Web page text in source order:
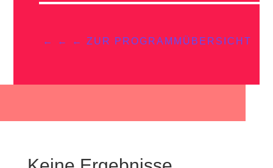
← ← ← ZUR PROGRAMMÜBERSICHT